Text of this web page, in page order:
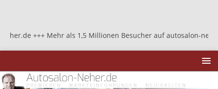
Mehr als 1,5 Millionen Besucher auf autosalon-neher.de